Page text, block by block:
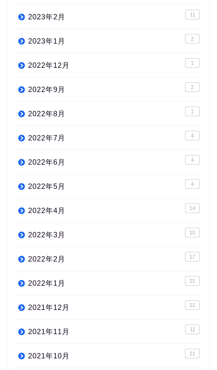
2023年2月 11
2023年1月 2
2022年12月 1
2022年9月 2
2022年8月 1
2022年7月 4
2022年6月 4
2022年5月 4
2022年4月 14
2022年3月 10
2022年2月 17
2022年1月 21
2021年12月 21
2021年11月 11
2021年10月 21